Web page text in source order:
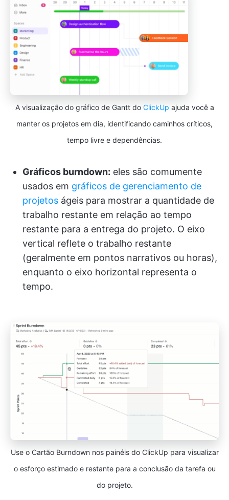
A visualização do gráfico de Gantt do ClickUp ajuda você a
manter os projetos em dia, identificando caminhos críticos,
tempo livre e dependências.
Gráficos burndown: eles são comumente
usados em gráficos de gerenciamento de
projetos ágeis para mostrar a quantidade de
trabalho restante em relação ao tempo
restante para a entrega do projeto. O eixo
vertical reflete o trabalho restante
(geralmente em pontos narrativos ou horas),
enquanto o eixo horizontal representa o
tempo.
Use o Cartão Burndown nos painéis do ClickUp para visualizar
o esforço estimado e restante para a conclusão da tarefa ou
do projeto.